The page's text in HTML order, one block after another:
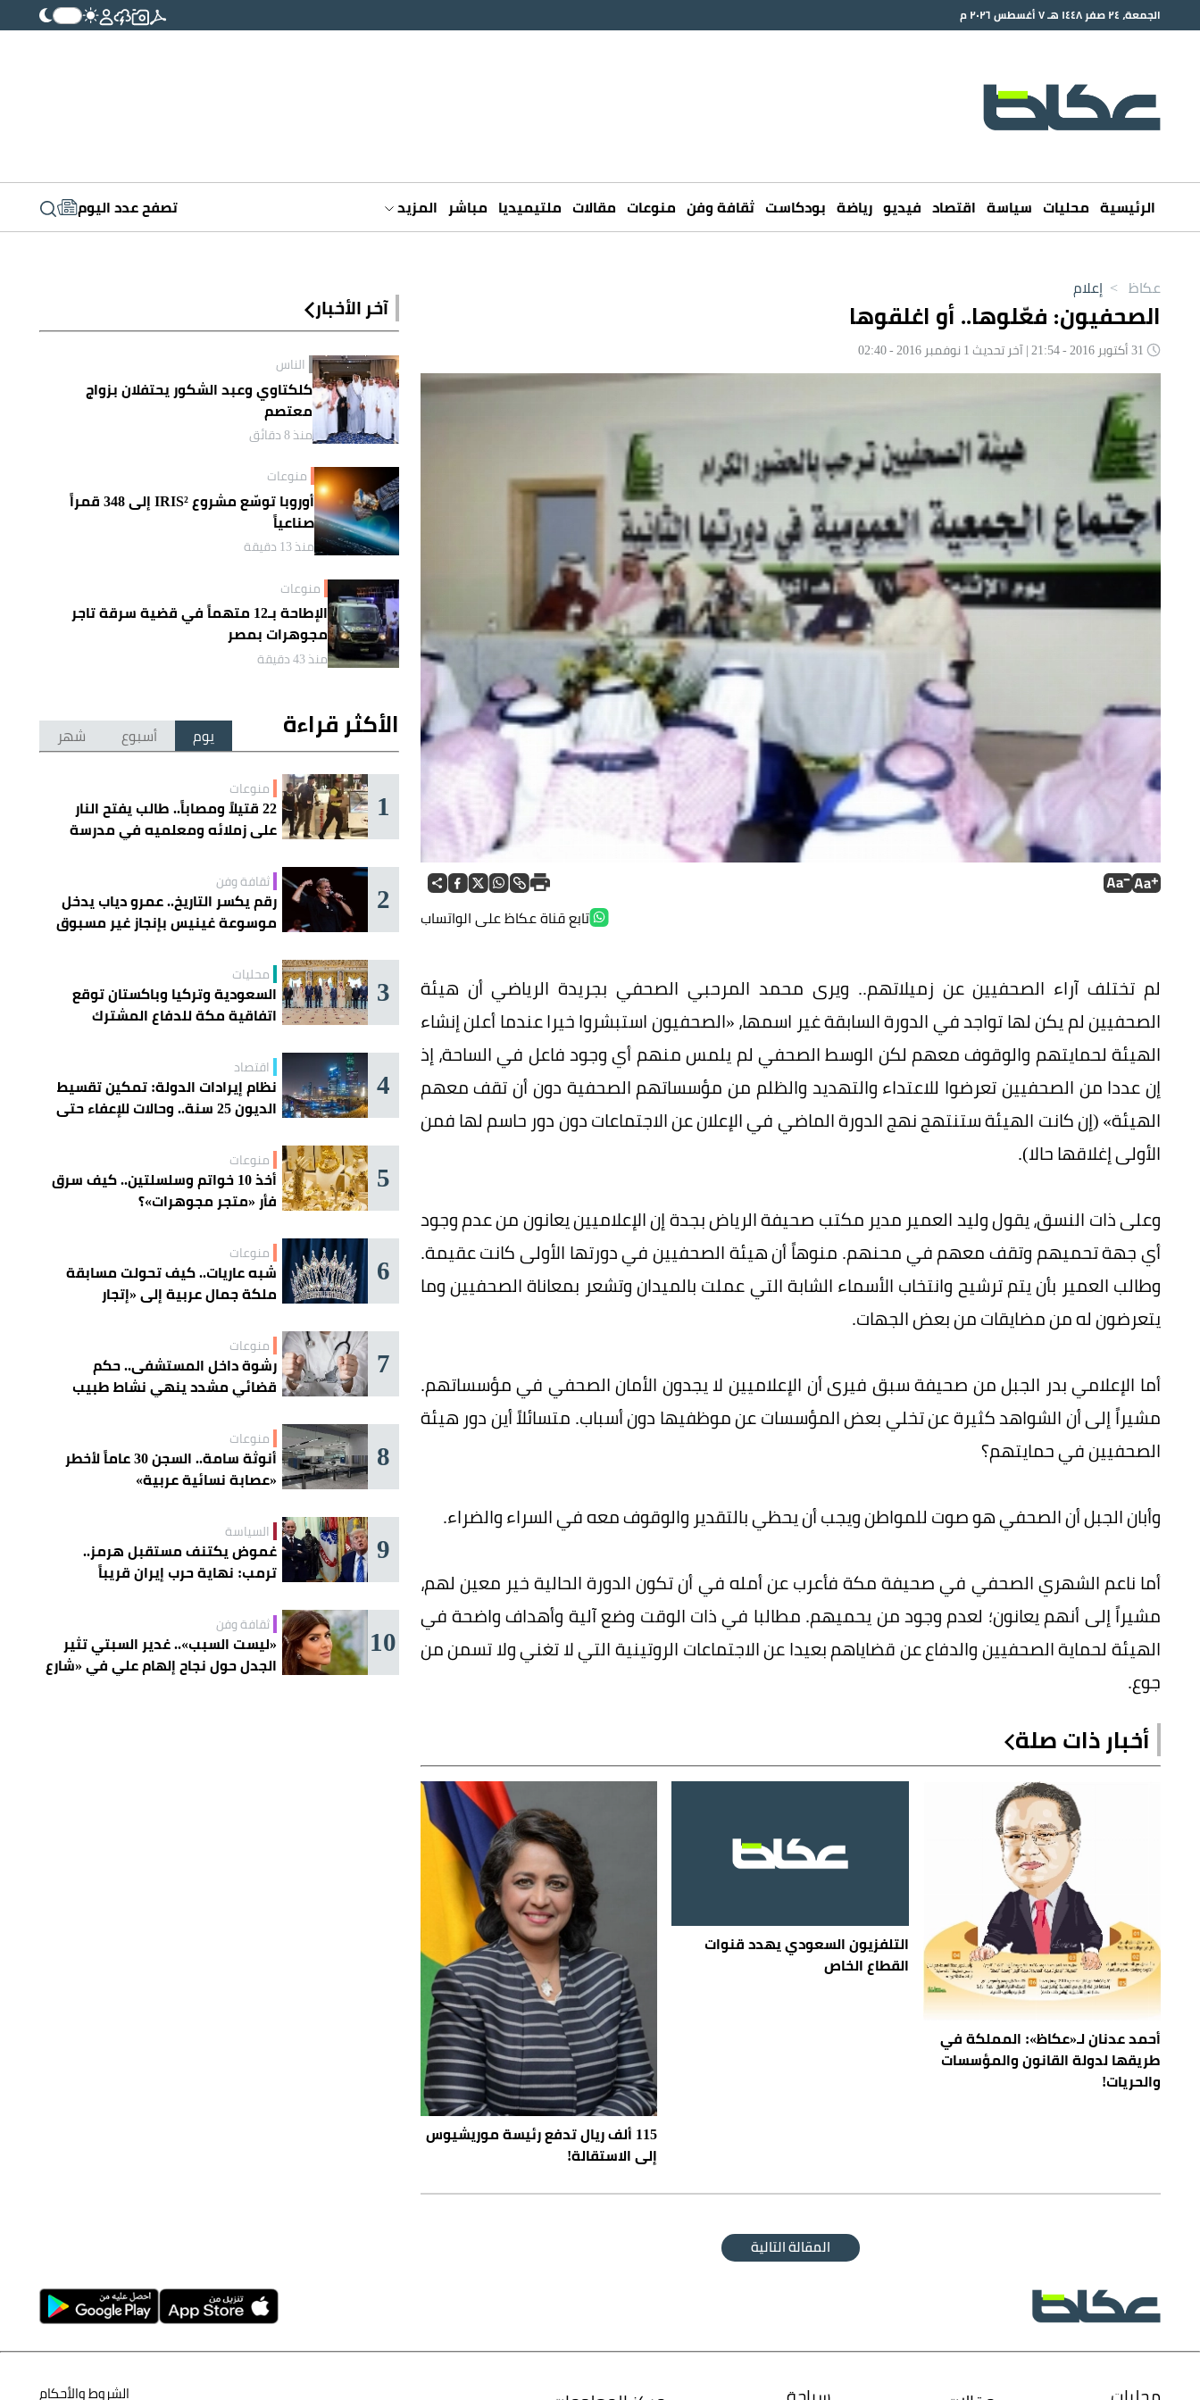
الجمعة، ٢٤ صفر ١٤٤٨ هـ ٧ أغسطس ٢٠٢٦ م
الرئيسية محليات سياسة اقتصاد فيديو رياضة بودكاست ثقافة وفن منوعات مقالات ملتيميديا مباشر المزيد تصفح عدد اليوم
عكاظ > إعلام
الصحفيون: فعّلوها.. أو اغلقوها
تابع قناة عكاظ على الواتساب
لم تختلف آراء الصحفيين عن زميلاتهم.. ويرى محمد المرحبي الصحفي بجريدة الرياضي أن هيئة
الصحفيين لم يكن لها تواجد في الدورة السابقة غير اسمها، «الصحفيون استبشروا خيرا عندما أعلن إنشاء
الهيئة لحمايتهم والوقوف معهم لكن الوسط الصحفي لم يلمس منهم أي وجود فاعل في الساحة، إذ
إن عددا من الصحفيين تعرضوا للاعتداء والتهديد والظلم من مؤسساتهم الصحفية دون أن تقف معهم
الهيئة» (إن كانت الهيئة ستنتهج نهج الدورة الماضي في الإعلان عن الاجتماعات دون دور حاسم لها فمن
الأولى إغلاقها حالا).
وعلى ذات النسق، يقول وليد العمير مدير مكتب صحيفة الرياض بجدة إن الإعلاميين يعانون من عدم وجود
أي جهة تحميهم وتقف معهم في محنهم. منوهاً أن هيئة الصحفيين في دورتها الأولى كانت عقيمة.
وطالب العمير بأن يتم ترشيح وانتخاب الأسماء الشابة التي عملت بالميدان وتشعر بمعاناة الصحفيين وما
يتعرضون له من مضايقات من بعض الجهات.
أما الإعلامي بدر الجبل من صحيفة سبق فيرى أن الإعلاميين لا يجدون الأمان الصحفي في مؤسساتهم.
مشيراً إلى أن الشواهد كثيرة عن تخلي بعض المؤسسات عن موظفيها دون أسباب. متسائلاً أين دور هيئة
الصحفيين في حمايتهم؟
وأبان الجبل أن الصحفي هو صوت للمواطن ويجب أن يحظي بالتقدير والوقوف معه في السراء والضراء.
أما ناعم الشهري الصحفي في صحيفة مكة فأعرب عن أمله في أن تكون الدورة الحالية خير معين لهم،
مشيراً إلى أنهم يعانون؛ لعدم وجود من يحميهم. مطالبا في ذات الوقت وضع آلية وأهداف واضحة في
الهيئة لحماية الصحفيين والدفاع عن قضاياهم بعيدا عن الاجتماعات الروتينية التي لا تغني ولا تسمن من
جوع.
أخبار ذات صلة
أحمد عدنان لـ«عكاظ»: المملكة في
طريقها لدولة القانون والمؤسسات
والحريات!
التلفزيون السعودي يهدد قنوات
القطاع الخاص
115 ألف ريال تدفع رئيسة موريشيوس
إلى الاستقالة!
آخر الأخبار
الناس
كلكتاوي وعبد الشكور يحتفلان بزواج
معتصم
منذ 8 دقائق
منوعات
أوروبا توسّع مشروع IRIS² إلى 348 قمراً
صناعياً
منذ 13 دقيقة
منوعات
الإطاحة بـ12 متهماً في قضية سرقة تاجر
مجوهرات بمصر
منذ 43 دقيقة
الأكثر قراءة يوم أسبوع شهر
1 منوعات
22 قتيلاً ومصاباً.. طالب يفتح النار
على زملائه ومعلميه في مدرسة
2 ثقافة وفن
رقم يكسر التاريخ.. عمرو دياب يدخل
موسوعة غينيس بإنجاز غير مسبوق
3 محليات
السعودية وتركيا وباكستان توقع
اتفاقية مكة للدفاع المشترك
4 اقتصاد
نظام إيرادات الدولة: تمكين تقسيط
الديون 25 سنة.. وحالات للإعفاء حتى
5 منوعات
أخذ 10 خواتم وسلسلتين.. كيف سرق
فأر «متجر مجوهرات»؟
6 منوعات
شبه عاريات.. كيف تحولت مسابقة
ملكة جمال عربية إلى «إتجار
7 منوعات
رشوة داخل المستشفى.. حكم
قضائي مشدد ينهي نشاط طبيب
8 منوعات
أنوثة سامة.. السجن 30 عاماً لأخطر
«عصابة نسائية عربية»
9 السياسة
غموض يكتنف مستقبل هرمز..
ترمب: نهاية حرب إيران قريباً
10 ثقافة وفن
«ليست السبب».. غدير السبتي تثير
الجدل حول نجاح إلهام علي في «شارع
المقالة التالية
الشروط والأحكام